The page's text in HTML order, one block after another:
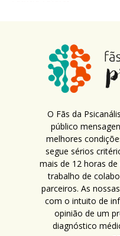
O Fãs da
público
melhores
segue sérios
mais de 12 horas
trabalho de
parceiros. As
com o intuito de
opinião de um
diagnóstico